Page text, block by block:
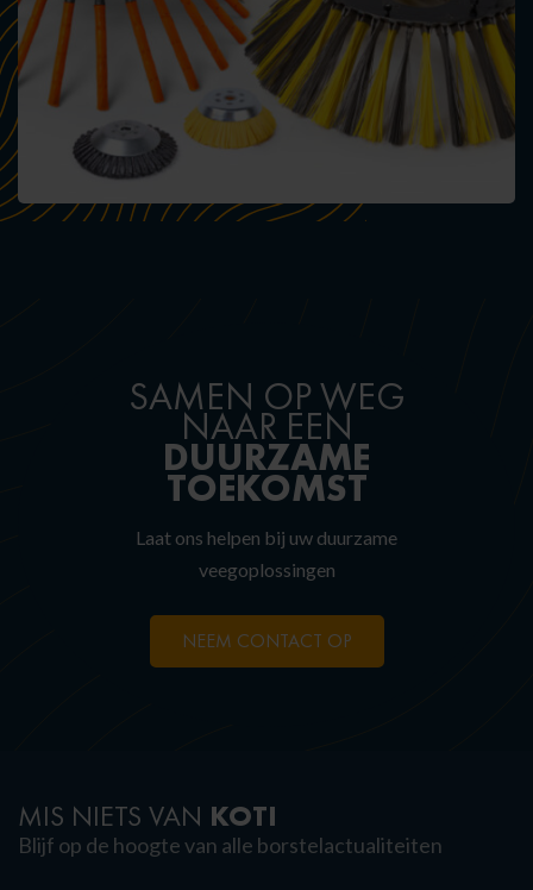
SAMEN OP WEG
NAAR EEN
DUURZAME
TOEKOMST
Laat ons helpen bij uw duurzame
veegoplossingen
NEEM CONTACT OP
MIS NIETS VAN KOTI
Blijf op de hoogte van alle borstelactualiteiten